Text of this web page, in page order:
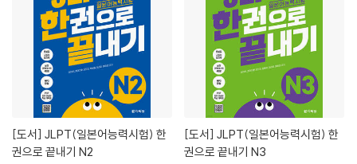
[도서]
권으로 끝내기 N2
[도서]
권으로 끝내기 N3